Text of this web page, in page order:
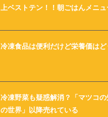
上ベストテン！！朝ごはんメニ
冷凍食品は便利だけど栄養価はど
冷凍野菜も疑惑解消？「マツコ
の世界」以降売れている